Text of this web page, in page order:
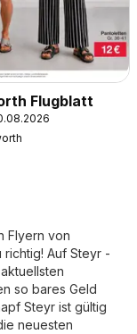
Flugblatt
Flyern von
richtig! Auf Steyr -
so bares Geld
Steyr ist gültig
neuesten